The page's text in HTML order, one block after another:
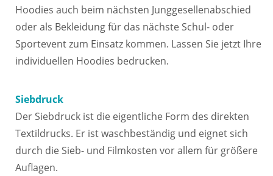
Hoodies auch beim nächsten Junggesellenabschied
oder als Bekleidung für das nächste Schul- oder
Sportevent zum Einsatz kommen. Lassen Sie jetzt Ihre
individuellen Hoodies bedrucken.
Siebdruck
Der Siebdruck ist die eigentliche Form des direkten
Textildrucks. Er ist waschbeständig und eignet sich
durch die Sieb- und Filmkosten vor allem für größere
Auflagen.